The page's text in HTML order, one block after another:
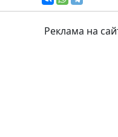
Реклама на